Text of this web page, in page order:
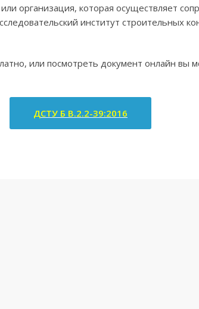
организация, которая осуществляет
институт строительных
или посмотреть документ онлайн вы
ДСТУ Б В.2.2-39:2016